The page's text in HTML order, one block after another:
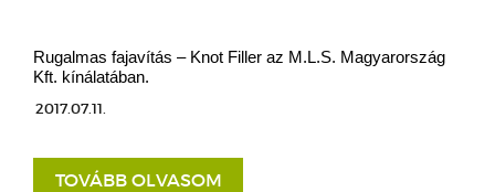
Rugalmas fajavítás – Knot Filler az M.L.S. Magyarország
Kft. kínálatában.
2017.07.11.
TOVÁBB OLVASOM